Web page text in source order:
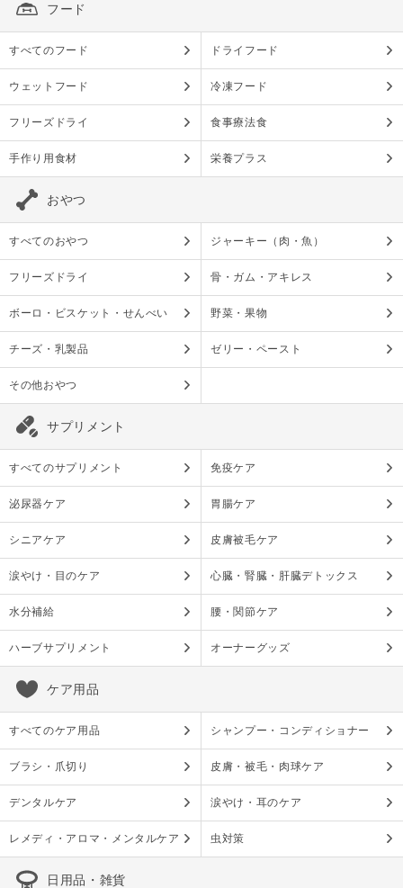
フード
すべてのフード ドライフード
ウェットフード 冷凍フード
フリーズドライ 食事療法食
手作り用食材 栄養プラス
おやつ
すべてのおやつ ジャーキー（肉・魚）
フリーズドライ 骨・ガム・アキレス
ボーロ・ビスケット・せんべい 野菜・果物
チーズ・乳製品 ゼリー・ペースト
その他おやつ
サプリメント
すべてのサプリメント 免疫ケア
泌尿器ケア 胃腸ケア
シニアケア 皮膚被毛ケア
涙やけ・目のケア 心臓・腎臓・肝臓デトックス
水分補給 腰・関節ケア
ハーブサプリメント オーナーグッズ
ケア用品
すべてのケア用品 シャンプー・コンディショナー
ブラシ・爪切り 皮膚・被毛・肉球ケア
デンタルケア 涙やけ・耳のケア
レメディ・アロマ・メンタルケア 虫対策
日用品・雑貨